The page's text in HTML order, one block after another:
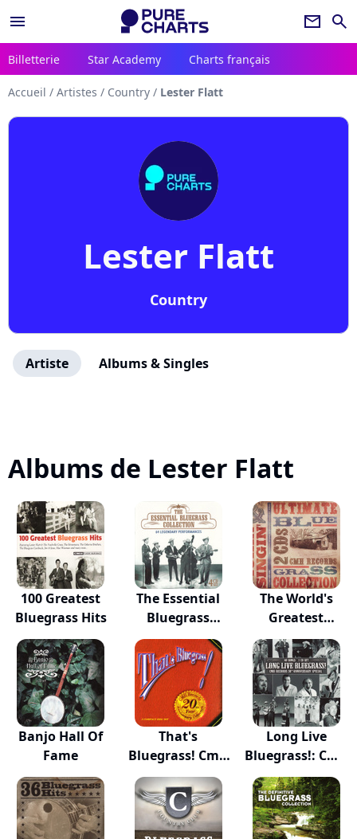
menu newsletter search
Billetterie Star Academy Charts français
Accueil / Artistes / Country / Lester Flatt
Lester Flatt
Country
Artiste Albums & Singles
Albums de Lester Flatt
100 Greatest
Bluegrass Hits
The Essential
Bluegrass
Colle...
The World's
Greatest
Bluegras...
Banjo Hall Of
Fame
That's
Bluegrass! Cmh
Records...
Long Live
Bluegrass!: Cmh
Rec...